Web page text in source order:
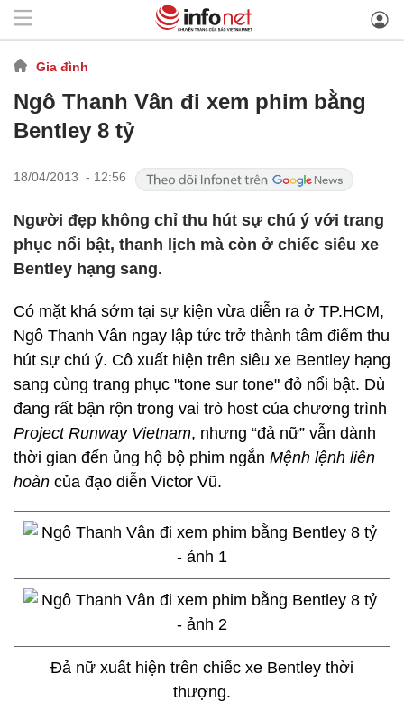
Gia đình
Ngô Thanh Vân đi xem phim bằng
Bentley 8 tỷ
18/04/2013 - 12:56
Người đẹp không chỉ thu hút sự chú ý với trang
phục nổi bật, thanh lịch mà còn ở chiếc siêu xe
Bentley hạng sang.
Có mặt khá sớm tại sự kiện vừa diễn ra ở TP.HCM,
Ngô Thanh Vân ngay lập tức trở thành tâm điểm thu
hút sự chú ý. Cô xuất hiện trên siêu xe Bentley hạng
sang cùng trang phục "tone sur tone" đỏ nổi bật. Dù
đang rất bận rộn trong vai trò host của chương trình
Project Runway Vietnam, nhưng “đả nữ” vẫn dành
thời gian đến ủng hộ bộ phim ngắn Mệnh lệnh liên
hoàn của đạo diễn Victor Vũ.
Đả nữ xuất hiện trên chiếc xe Bentley thời
thượng.